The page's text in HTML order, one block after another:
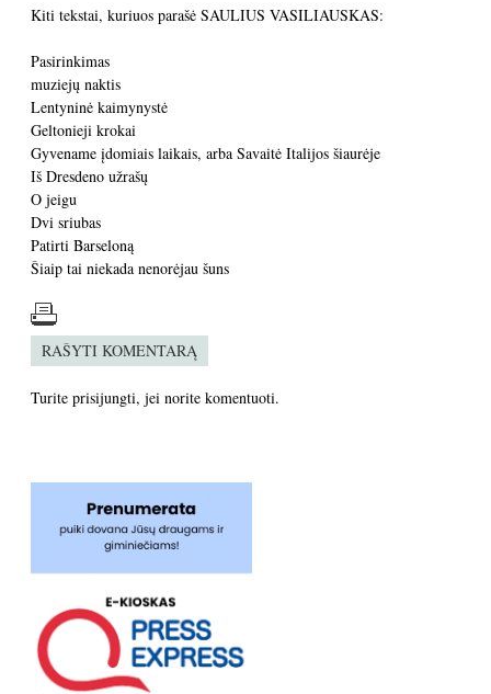
Kiti tekstai, kuriuos parašė SAULIUS VASILIAUSKAS:
Pasirinkimas
muziejų naktis
Lentyninė kaimynystė
Geltonieji krokai
Gyvename įdomiais laikais, arba Savaitė Italijos šiaurėje
Iš Dresdeno užrašų
O jeigu
Dvi sriubas
Patirti Barseloną
Šiaip tai niekada nenorėjau šuns
RAŠYTI KOMENTARĄ
Turite prisijungti, jei norite komentuoti.